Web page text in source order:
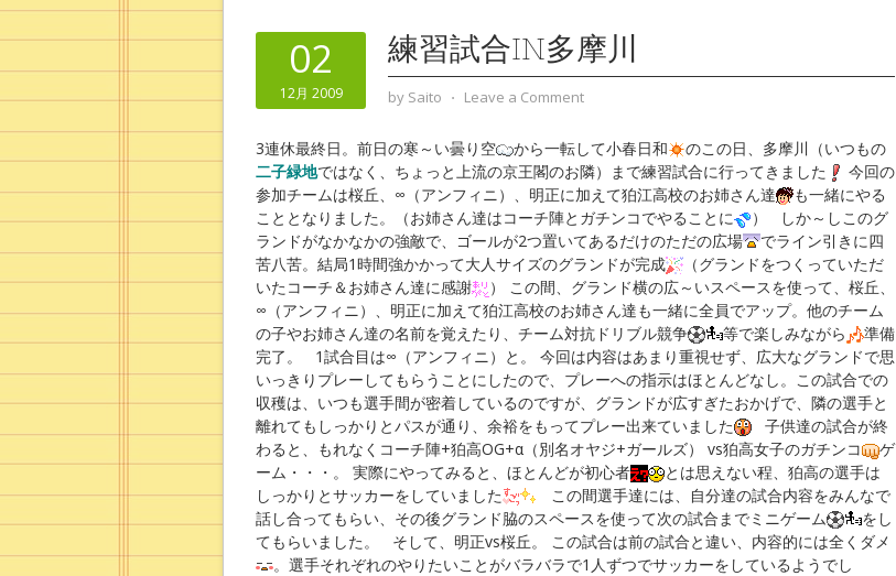
02
12月 2009
練習試合IN多摩川
by Saito ⋅ Leave a Comment
3連休最終日。前日の寒～い曇り空 から一転して小春日和
のこの日、多摩川（いつもの
二子緑地ではなく、ちょっと上流の京王閣のお隣）まで練習試合に行ってきました
今回の
参加チームは桜丘、∞（アンフィニ）、明正に加えて狛江高校のお姉さん達
も一緒にやる
こととなりました。（お姉さん達はコーチ陣とガチンコでやることに
） しか～しこのグ
ランドがなかなかの強敵で、ゴールが2つ置いてあるだけのただの広場
でライン引きに四
苦八苦。結局1時間強かかって大人サイズのグランドが完成
（グランドをつくっていただ
いたコーチ＆お姉さん達に感謝
） この間、グランド横の広～いスペースを使って、桜丘、
∞（アンフィニ）、明正に加えて狛江高校のお姉さん達も一緒に全員でアップ。他のチーム
の子やお姉さん達の名前を覚えたり、チーム対抗ドリブル競争
等で楽しみながら
準備
完了。 1試合目は∞（アンフィニ）と。 今回は内容はあまり重視せず、広大なグランドで思
いっきりプレーしてもらうことにしたので、プレーへの指示はほとんどなし。この試合での
収穫は、いつも選手間が密着しているのですが、グランドが広すぎたおかげで、隣の選手と
離れてもしっかりとパスが通り、余裕をもってプレー出来ていました
子供達の試合が終
わると、もれなくコーチ陣+狛高OG+α（別名オヤジ+ガールズ） vs狛高女子のガチンコ
ゲ
ーム・・・。 実際にやってみると、ほとんどが初心者
とは思えない程、狛高の選手は
しっかりとサッカーをしていました
この間選手達には、自分達の試合内容をみんなで
話し合ってもらい、その後グランド脇のスペースを使って次の試合までミニゲーム
をし
てもらいました。 そして、明正vs桜丘。 この試合は前の試合と違い、内容的には全くダメ
。選手それぞれのやりたいことがバラバラで1人ずつでサッカーをしているようでし